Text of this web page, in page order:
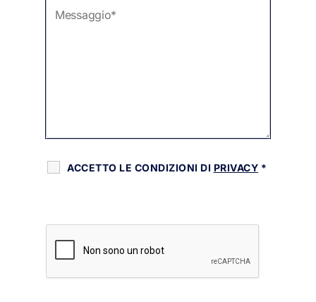
ACCETTO LE CONDIZIONI DI PRIVACY *